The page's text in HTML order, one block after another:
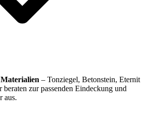
– Tonziegel, Betonstein, Eternit
zur passenden Eindeckung und
aus.